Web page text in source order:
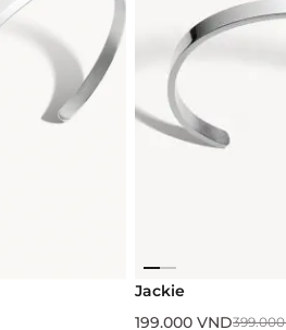
Jackie
199.000 VND